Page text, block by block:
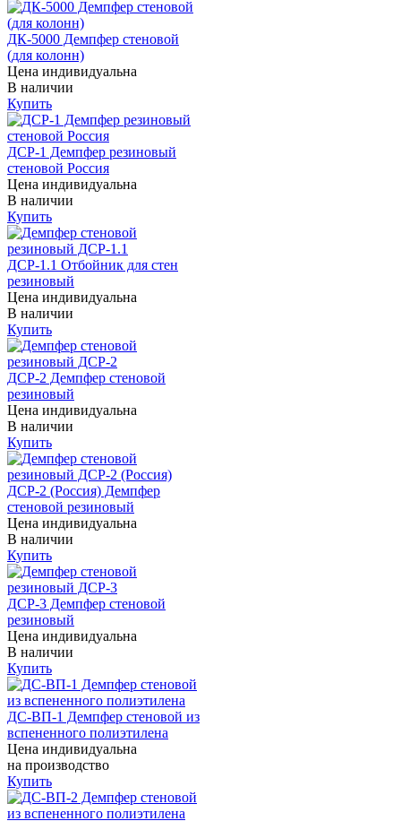
ДК-5000 Демпфер стеновой
(для колонн)
Цена индивидуальна
В наличии
Купить
ДСР-1 Демпфер резиновый
стеновой Россия
Цена индивидуальна
В наличии
Купить
ДСР-1.1 Отбойник для стен
резиновый
Цена индивидуальна
В наличии
Купить
ДСР-2 Демпфер стеновой
резиновый
Цена индивидуальна
В наличии
Купить
ДСР-2 (Россия) Демпфер
стеновой резиновый
Цена индивидуальна
В наличии
Купить
ДСР-3 Демпфер стеновой
резиновый
Цена индивидуальна
В наличии
Купить
ДС-ВП-1 Демпфер стеновой из
вспененного полиэтилена
Цена индивидуальна
на производство
Купить